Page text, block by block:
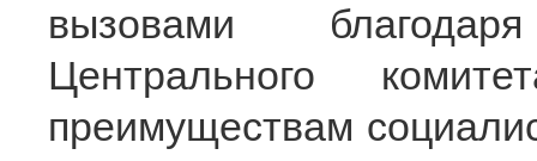
вызовами
Центрального
преимуществам